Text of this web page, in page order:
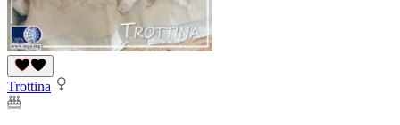
Trottina